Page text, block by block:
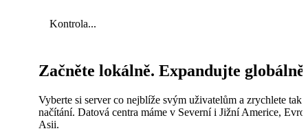
Kontrola...
Začněte lokálně. Expandujte globálně
Vyberte si server co nejblíže svým uživatelům a zrychlete tak
načítání. Datová centra máme v Severní i Jižní Americe,
Asii.